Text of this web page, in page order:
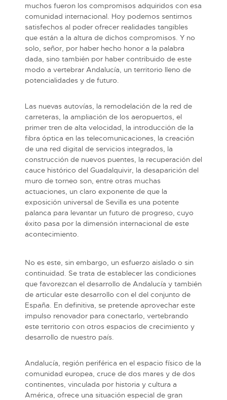
muchos fueron los compromisos adquiridos con esa
comunidad internacional. Hoy podemos sentirnos
satisfechos al poder ofrecer realidades tangibles
que están a la altura de dichos compromisos. Y no
solo, señor, por haber hecho honor a la palabra
dada, sino también por haber contribuido de este
modo a vertebrar Andalucía, un territorio lleno de
potencialidades y de futuro.
Las nuevas autovías, la remodelación de la red de
carreteras, la ampliación de los aeropuertos, el
primer tren de alta velocidad, la introducción de la
fibra óptica en las telecomunicaciones, la creación
de una red digital de servicios integrados, la
construcción de nuevos puentes, la recuperación del
cauce histórico del Guadalquivir, la desaparición del
muro de torneo son, entre otras muchas
actuaciones, un claro exponente de que la
exposición universal de Sevilla es una potente
palanca para levantar un futuro de progreso, cuyo
éxito pasa por la dimensión internacional de este
acontecimiento.
No es este, sin embargo, un esfuerzo aislado o sin
continuidad. Se trata de establecer las condiciones
que favorezcan el desarrollo de Andalucía y también
de articular este desarrollo con el del conjunto de
España. En definitiva, se pretende aprovechar este
impulso renovador para conectarlo, vertebrando
este territorio con otros espacios de crecimiento y
desarrollo de nuestro país.
Andalucía, región periférica en el espacio físico de la
comunidad europea, cruce de dos mares y de dos
continentes, vinculada por historia y cultura a
América, ofrece una situación especial de gran